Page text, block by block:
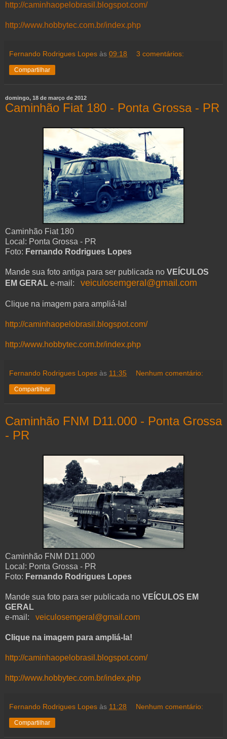
http://caminhaopelobrasil.blogspot.com/
http://www.hobbytec.com.br/index.php
Fernando Rodrigues Lopes às 09:18 3 comentários:
Compartilhar
domingo, 18 de março de 2012
Caminhão Fiat 180 - Ponta Grossa - PR
Caminhão Fiat 180
Local: Ponta Grossa - PR
Foto: Fernando Rodrigues Lopes
Mande sua foto antiga para ser publicada no VEÍCULOS
EM GERAL e-mail: veiculosemgeral@gmail.com
Clique na imagem para ampliá-la!
http://caminhaopelobrasil.blogspot.com/
http://www.hobbytec.com.br/index.php
Fernando Rodrigues Lopes às 11:35 Nenhum comentário:
Compartilhar
Caminhão FNM D11.000 - Ponta Grossa
- PR
Caminhão FNM D11.000
Local: Ponta Grossa - PR
Foto: Fernando Rodrigues Lopes
Mande sua foto para ser publicada no VEÍCULOS EM
GERAL
e-mail: veiculosemgeral@gmail.com
Clique na imagem para ampliá-la!
http://caminhaopelobrasil.blogspot.com/
http://www.hobbytec.com.br/index.php
Fernando Rodrigues Lopes às 11:28 Nenhum comentário:
Compartilhar